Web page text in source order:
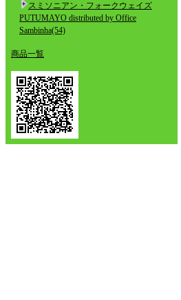
スミソニアン・フォークウェイズ
PUTUMAYO distributed by Office
Sambinha(54)
商品一覧